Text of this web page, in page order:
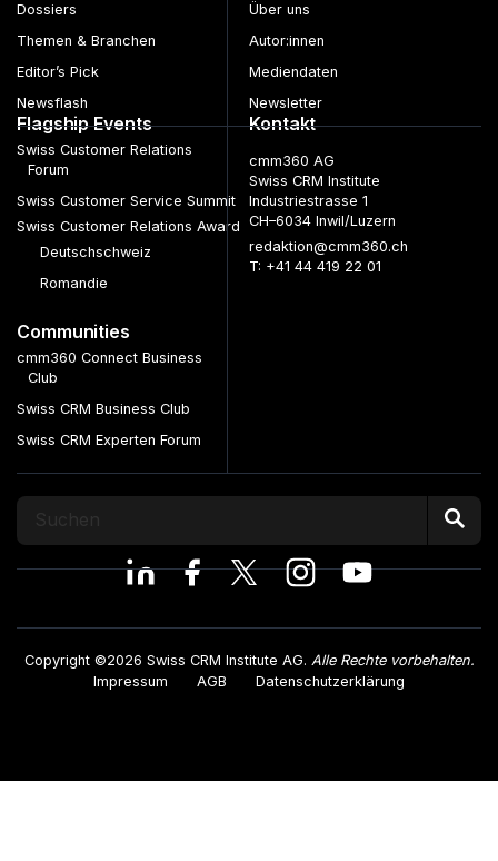
Dossiers
Themen & Branchen
Editor’s Pick
Newsflash
Über uns
Autor:innen
Mediendaten
Newsletter
Flagship Events
Swiss Customer Relations
Forum
Swiss Customer Service Summit
Swiss Customer Relations Award
Deutschschweiz
Romandie
Communities
cmm360 Connect Business
Club
Swiss CRM Business Club
Swiss CRM Experten Forum
Kontakt
cmm360 AG
Swiss CRM Institute
Industriestrasse 1
CH–6034 Inwil/Luzern
redaktion@cmm360.ch
T: +41 44 419 22 01
Copyright ©2026 Swiss CRM Institute AG. Alle Rechte vorbehalten.
Impressum
AGB Datenschutzerklärung